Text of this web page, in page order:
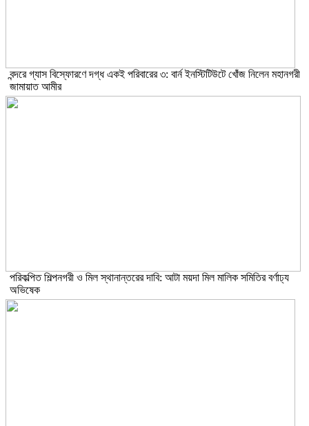
বন্দরে গ্যাস বিস্ফোরণে দগ্ধ একই পরিবারের ৩: বার্ন ইনস্টিটিউটে খোঁজ নিলেন মহানগরী
জামায়াত আমীর
পরিকল্পিত শিল্পনগরী ও মিল স্থানান্তরের দাবি: আটা ময়দা মিল মালিক সমিতির বর্ণাঢ্য
অভিষেক